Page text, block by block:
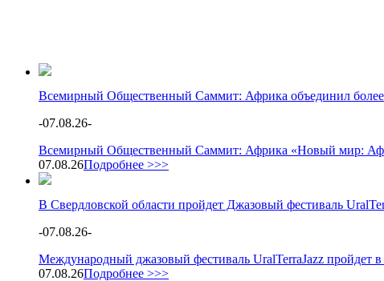
Всемирный Общественный Саммит: Африка объединил более
-07.08.26-
Всемирный Общественный Саммит: Африка «Новый мир:
07.08.26Подробнее >>>
В Свердловской области пройдет Джазовый фестиваль
-07.08.26-
Международный джазовый фестиваль UralTerraJazz пройдет
07.08.26Подробнее >>>